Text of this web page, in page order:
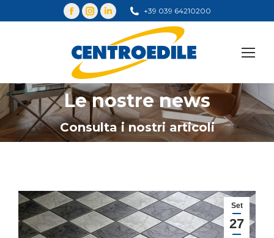
+39 039 64210200
Le nostre news
Consulta i nostri articoli
You are here:
Set
27